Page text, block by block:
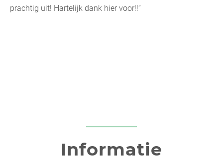
prachtig uit! Hartelijk dank hier voor!!”
Informatie